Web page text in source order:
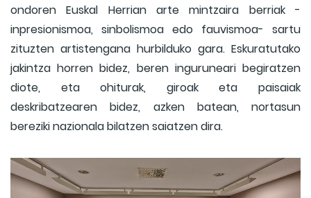
ondoren Euskal Herrian arte mintzaira berriak -
inpresionismoa, sinbolismoa edo fauvismoa- sartu
zituzten artistengana hurbilduko gara. Eskuratutako
jakintza horren bidez, beren inguruneari begiratzen
diote, eta ohiturak, giroak eta paisaiak
deskribatzearen bidez, azken batean, nortasun
bereziki nazionala bilatzen saiatzen dira.